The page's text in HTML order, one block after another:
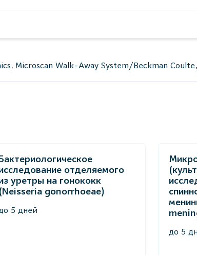
Microscan Walk-Away System/Beckman
отделяемого
уретры на гонококк
(Neisseria gonorrhoeae)
5 дней
до 5